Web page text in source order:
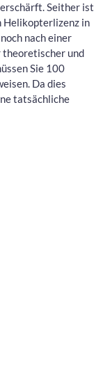
Seither ist
Helikopterlizenz in
nach einer
theoretischer und
Sie 100
Da dies
tatsächliche